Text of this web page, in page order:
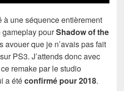
à une séquence entièrement
gameplay pourShadow of the
avouer que je n’avais pas fait
PS3. J’attends donc avec
remake par le studio
a étéconfirmé pour 2018.